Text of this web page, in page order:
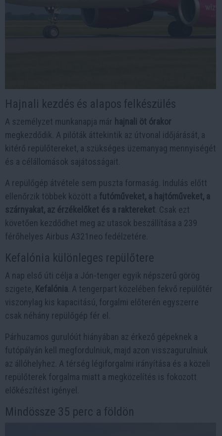
Hajnali kezdés és alapos felkészülés
A személyzet munkanapja már hajnali öt órakor
megkezdődik. A pilóták áttekintik az útvonal időjárását, a
kitérő repülőtereket, a szükséges üzemanyag mennyiségét
és a célállomások sajátosságait.
A repülőgép átvétele sem puszta formaság. Indulás előtt
ellenőrzik többek között a futóműveket, a hajtóműveket, a
szárnyakat, az érzékelőket és a raktereket . Csak ezt
követően kezdődhet meg az utasok beszállítása a 239
férőhelyes Airbus A321neo fedélzetére.
Kefalónia különleges repülőtere
A nap első úti célja a Jón-tenger egyik népszerű görög
szigete, Kefalónia . A tengerpart közelében fekvő repülőtér
viszonylag kis kapacitású, forgalmi előterén egyszerre
csak néhány repülőgép fér el.
Párhuzamos gurulóút hiányában az érkező gépeknek a
futópályán kell megfordulniuk, majd azon visszagurulniuk
az állóhelyhez. A térség légiforgalmi irányítása és a közeli
repülőterek forgalma miatt a megközelítés is fokozott
előkészítést igényel.
Mindössze 35 perc a földön